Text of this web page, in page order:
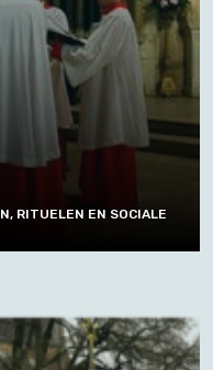
RITUELEN EN SOCIALE